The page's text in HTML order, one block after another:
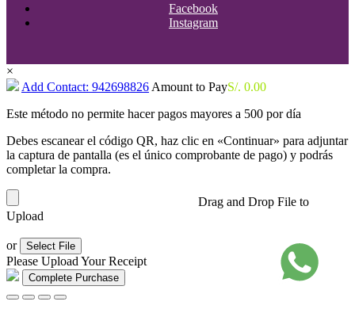
Facebook
Instagram
×
Add Contact: 942698826 Amount to PayS/. 0.00
Este método no permite hacer pagos mayores a 500 por día
Debes escanear el código QR, haz clic en «Continuar» para adjuntar
la captura de pantalla (es el único comprobante de pago) y podrás
completar la compra.
Drag and Drop File to
Upload
or Select File
Please Upload Your Receipt